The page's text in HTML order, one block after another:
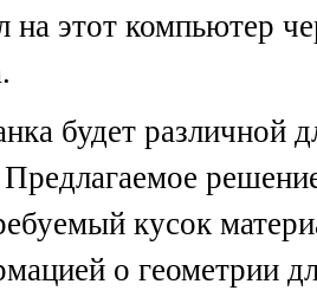
на этот компьютер
будет
кусок
о геометрии